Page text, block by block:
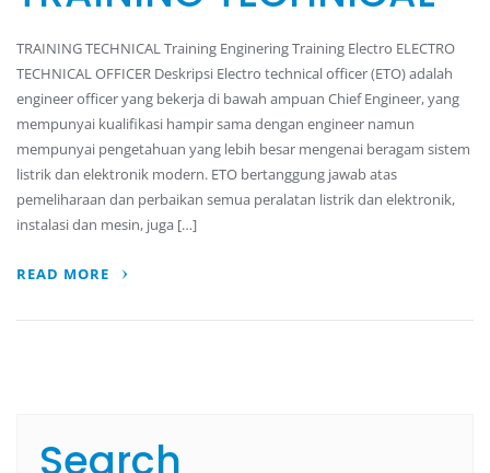
TRAINING TECHNICAL Training Enginering Training Electro ELECTRO
TECHNICAL OFFICER Deskripsi Electro technical officer (ETO) adalah
engineer officer yang bekerja di bawah ampuan Chief Engineer, yang
mempunyai kualifikasi hampir sama dengan engineer namun
mempunyai pengetahuan yang lebih besar mengenai beragam sistem
listrik dan elektronik modern. ETO bertanggung jawab atas
pemeliharaan dan perbaikan semua peralatan listrik dan elektronik,
instalasi dan mesin, juga […]
READ MORE
Search